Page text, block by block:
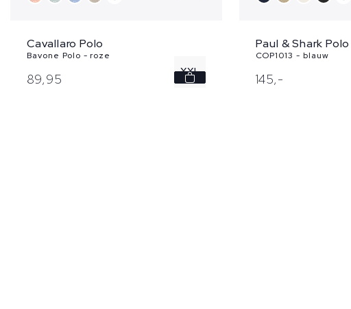
Cavallaro Polo
Bavone Polo - roze
89,95 XXL
Paul & Shark Polo
COP1013 - blauw
145,-